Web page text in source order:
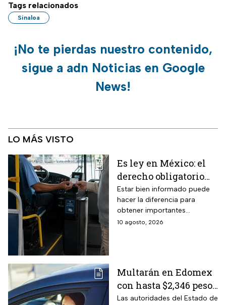
Tags relacionados
Sinaloa
¡No te pierdas nuestro contenido,
sigue a adn Noticias en Google
News!
LO MÁS VISTO
Es ley en México: el
derecho obligatorio
que las líneas de
autobús deben
respetar a los adultos
mayores en estas
Estar bien informado puede
hacer la diferencia para
obtener importantes
beneficios que no todos
10 agosto, 2026
Multarán en Edomex
con hasta $2,346 pesos
a todos los
Las autoridades del Estado de